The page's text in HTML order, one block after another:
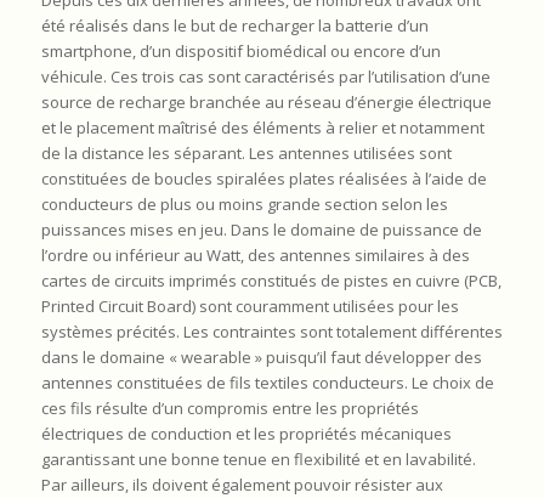
été réalisés dans le but de recharger la batterie d’un
smartphone, d’un dispositif biomédical ou encore d’un
véhicule. Ces trois cas sont caractérisés par l’utilisation d’une
source de recharge branchée au réseau d’énergie électrique
et le placement maîtrisé des éléments à relier et notamment
de la distance les séparant. Les antennes utilisées sont
constituées de boucles spiralées plates réalisées à l’aide de
conducteurs de plus ou moins grande section selon les
puissances mises en jeu. Dans le domaine de puissance de
l’ordre ou inférieur au Watt, des antennes similaires à des
cartes de circuits imprimés constitués de pistes en cuivre (PCB,
Printed Circuit Board) sont couramment utilisées pour les
systèmes précités. Les contraintes sont totalement différentes
dans le domaine « wearable » puisqu’il faut développer des
antennes constituées de fils textiles conducteurs. Le choix de
ces fils résulte d’un compromis entre les propriétés
électriques de conduction et les propriétés mécaniques
garantissant une bonne tenue en flexibilité et en lavabilité.
Par ailleurs, ils doivent également pouvoir résister aux